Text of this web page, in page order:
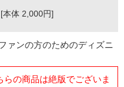
体 2,000円]
ァンの方のためのディズニ
の商品は絶版でございま